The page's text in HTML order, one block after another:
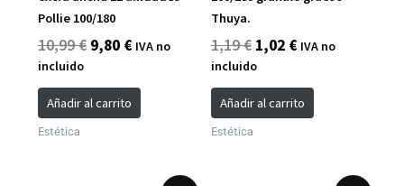
Pollie 100/180
10,99€ 9,80 € IVA no
incluido
Añadir al carrito
Estética
Thuya.
1,19€ 1,02 € IVA no
incluido
Añadir al carrito
Estética